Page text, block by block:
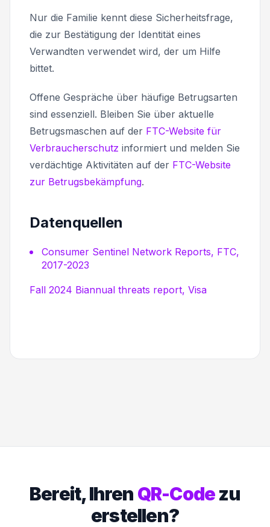
Nur die Familie kennt diese Sicherheitsfrage,
die zur Bestätigung der Identität eines
Verwandten verwendet wird, der um Hilfe
bittet.
Offene Gespräche über häufige Betrugsarten
sind essenziell. Bleiben Sie über aktuelle
Betrugsmaschen auf der FTC-Website für
Verbraucherschutz informiert und melden Sie
verdächtige Aktivitäten auf der FTC-Website
zur Betrugsbekämpfung.
Datenquellen
Consumer Sentinel Network Reports, FTC,
2017-2023
Fall 2024 Biannual threats report, Visa
Bereit, Ihren QR-Codezu
erstellen?